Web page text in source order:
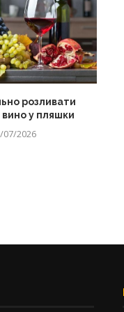
розливати
у пляшки
07/2026